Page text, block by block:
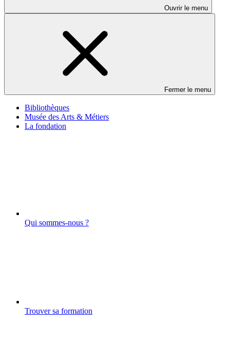
Ouvrir le menu
Fermer le menu
Bibliothèques
Musée des Arts & Métiers
La fondation
Qui sommes-nous ?
Trouver sa formation